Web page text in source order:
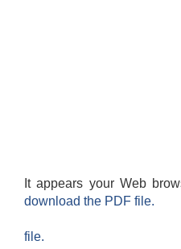
It appears your Web
download the PDF file.
file.